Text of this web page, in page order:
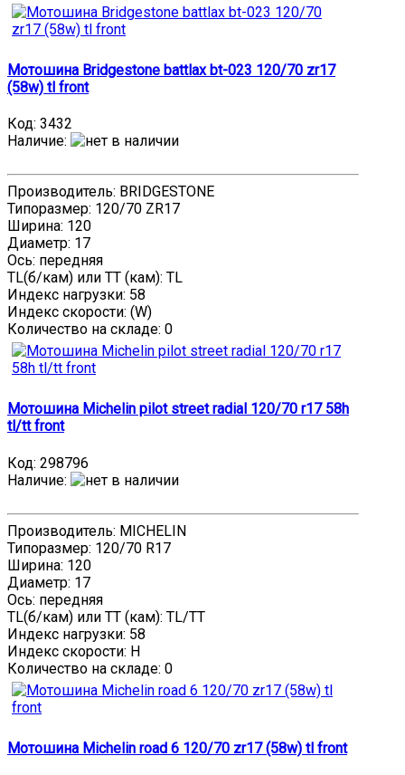
Мотошина Bridgestone battlax bt-023 120/70 zr17
(58w) tl front
Код: 3432
Наличие:
Производитель: BRIDGESTONE
Типоразмер: 120/70 ZR17
Ширина: 120
Диаметр: 17
Ось: передняя
TL(б/кам) или TT (кам): TL
Индекс нагрузки: 58
Индекс скорости: (W)
Количество на складе: 0
Мотошина Michelin pilot street radial 120/70 r17 58h
tl/tt front
Код: 298796
Наличие:
Производитель: MICHELIN
Типоразмер: 120/70 R17
Ширина: 120
Диаметр: 17
Ось: передняя
TL(б/кам) или TT (кам): TL/TT
Индекс нагрузки: 58
Индекс скорости: H
Количество на складе: 0
Мотошина Michelin road 6 120/70 zr17 (58w) tl front